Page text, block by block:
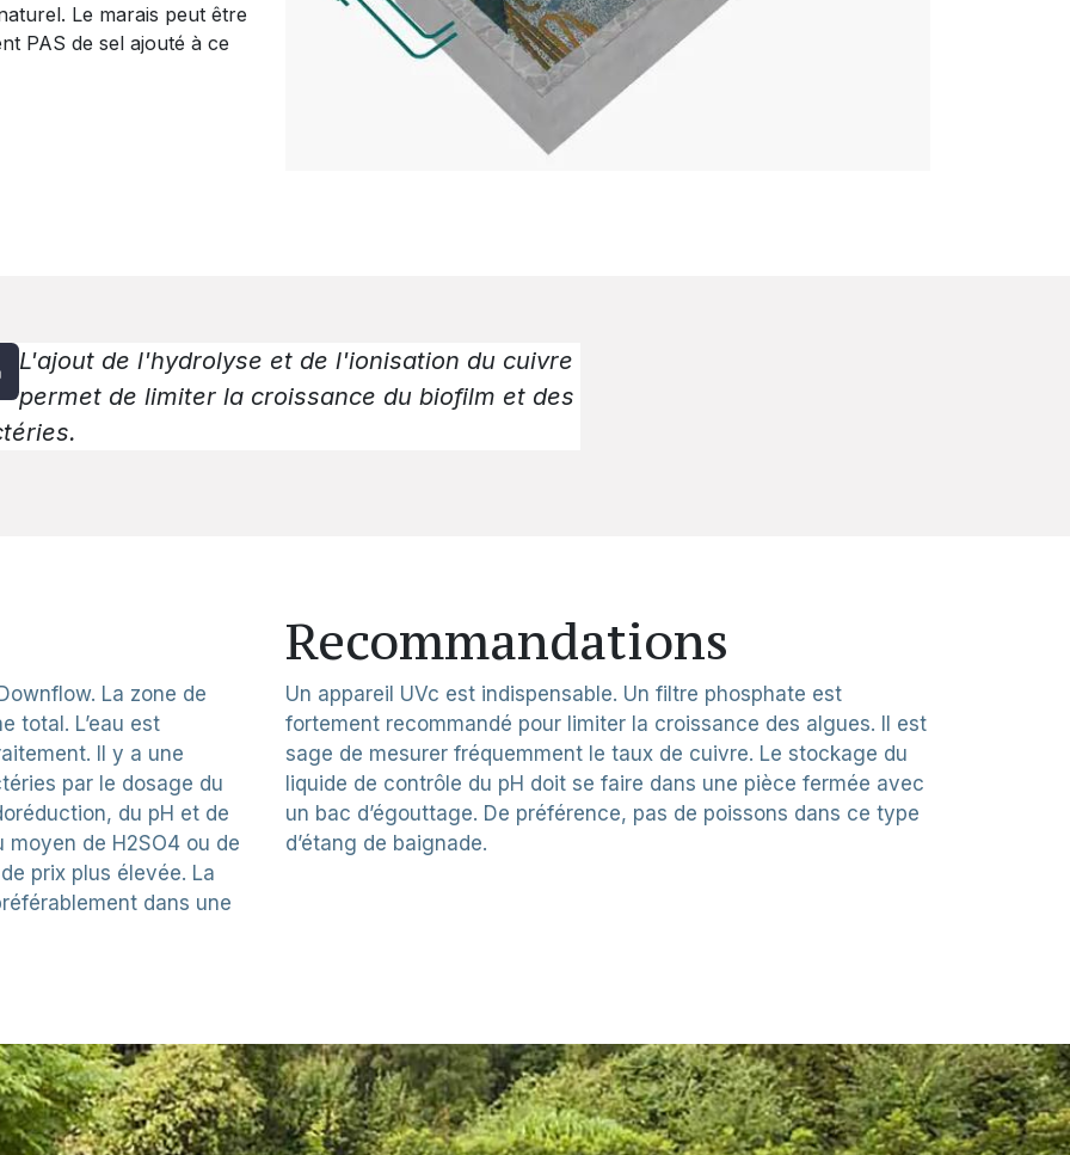
Le marais peut être
PAS de sel ajouté à ce
L'ajout de l'hydrolyse et de l'ionisation du cuivre
permet de limiter la croissance du biofilm et des
La zone de
total. L’eau est
Il y a une
par le dosage du
du pH et de
de H2SO4 ou de
prix plus élevée. La
dans une
Recommandations
Un appareil UVc est indispensable. Un filtre phosphate est
fortement recommandé pour limiter la croissance des algues. Il est
sage de mesurer fréquemment le taux de cuivre. Le stockage du
liquide de contrôle du pH doit se faire dans une pièce fermée avec
un bac d’égouttage. De préférence, pas de poissons dans ce type
d’étang de baignade.